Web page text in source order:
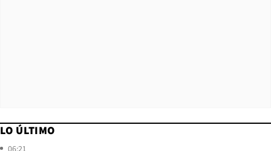
LO ÚLTIMO
06:21